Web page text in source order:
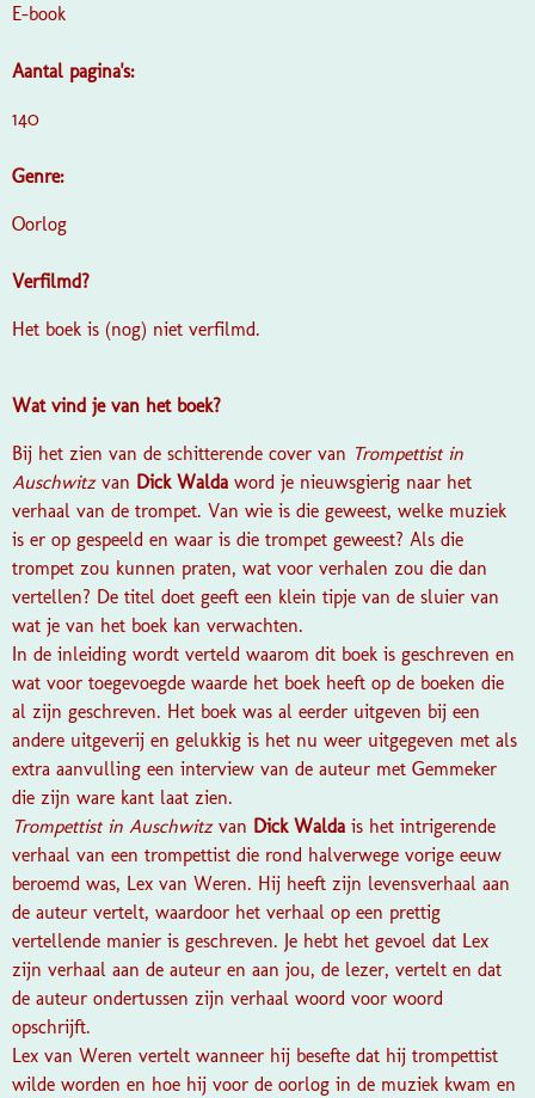
E-book
Aantal pagina's:
140
Genre:
Oorlog
Verfilmd?
Het boek is (nog) niet verfilmd.
Wat vind je van het boek?
Bij het zien van de schitterende cover van Trompettist in
Auschwitz van Dick Walda word je nieuwsgierig naar het
verhaal van de trompet. Van wie is die geweest, welke muziek
is er op gespeeld en waar is die trompet geweest? Als die
trompet zou kunnen praten, wat voor verhalen zou die dan
vertellen? De titel doet geeft een klein tipje van de sluier van
wat je van het boek kan verwachten.
In de inleiding wordt verteld waarom dit boek is geschreven en
wat voor toegevoegde waarde het boek heeft op de boeken die
al zijn geschreven. Het boek was al eerder uitgeven bij een
andere uitgeverij en gelukkig is het nu weer uitgegeven met als
extra aanvulling een interview van de auteur met Gemmeker
die zijn ware kant laat zien.
Trompettist in Auschwitzvan Dick Walda is het intrigerende
verhaal van een trompettist die rond halverwege vorige eeuw
beroemd was, Lex van Weren. Hij heeft zijn levensverhaal aan
de auteur vertelt, waardoor het verhaal op een prettig
vertellende manier is geschreven. Je hebt het gevoel dat Lex
zijn verhaal aan de auteur en aan jou, de lezer, vertelt en dat
de auteur ondertussen zijn verhaal woord voor woord
opschrijft.
Lex van Weren vertelt wanneer hij besefte dat hij trompettist
wilde worden en hoe hij voor de oorlog in de muziek kwam en